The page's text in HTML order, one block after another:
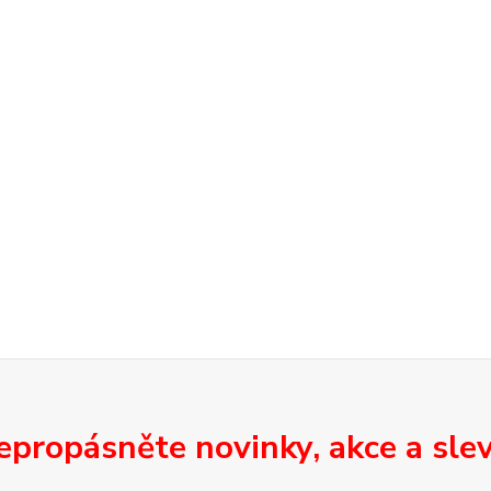
novinky, akce a